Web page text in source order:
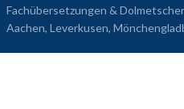
Fachübersetzungen &
Aachen, Leverkusen,